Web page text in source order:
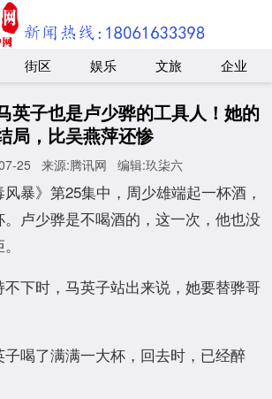
街区 娱乐 文旅 企业
英子也是卢少骅的工具人！她的
局，比吴燕萍还惨
25 来源:腾讯网 编辑:玖柒六
暴》第25集中，周少雄端起一杯酒，
卢少骅是不喝酒的，这一次，他也没
下时，马英子站出来说，她要替骅哥
喝了满满一大杯，回去时，已经醉